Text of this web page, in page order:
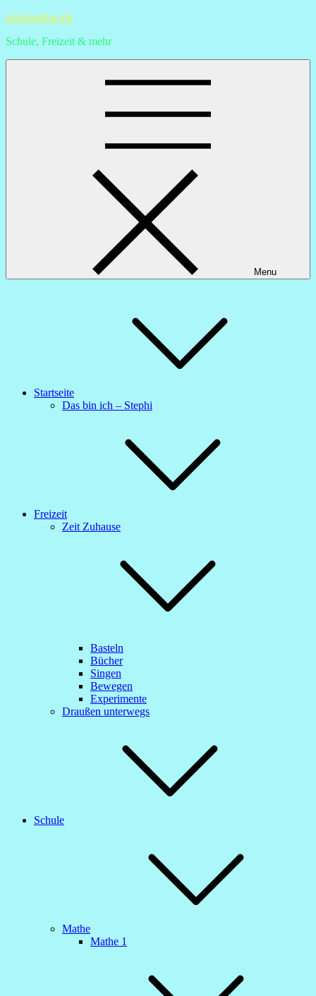
Skip
content
stephionline.de
Schule, Freizeit & mehr
Menu
Startseite
Das bin ich – Stephi
Freizeit
Zeit Zuhause
Basteln
Bücher
Singen
Bewegen
Experimente
Draußen unterwegs
Schule
Mathe
Mathe 1